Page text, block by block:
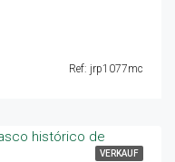
Ref: jrp1077mc
VERKAUF